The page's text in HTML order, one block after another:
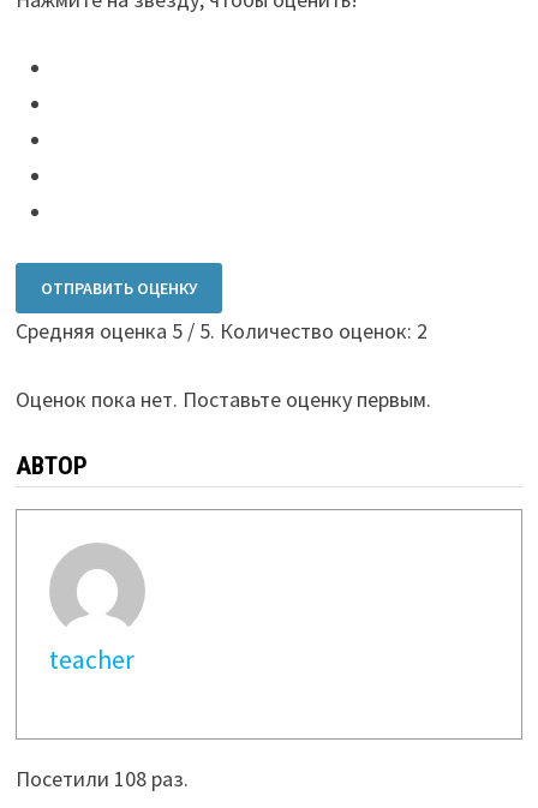
ОТПРАВИТЬ ОЦЕНКУ
Средняя оценка 5/ 5. Количество оценок: 2
Оценок пока нет. Поставьте оценку первым.
АВТОР
teacher
Посетили 108 раз.